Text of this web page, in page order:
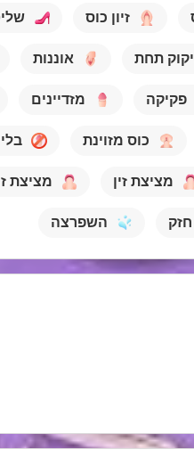
זיון כוס
תחת אוננות
פקיקה מזדיינים
כוס מזוינת בלי
מציצת זין מציצת
חזק השפרצה